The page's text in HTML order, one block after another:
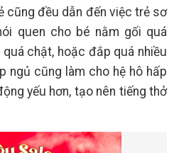
cũng đều dẫn đến việc trẻ sơ
quen cho bé nằm gối quá
quá chật, hoặc đắp quá nhiều
ngủ cũng làm cho hệ hô hấp
yếu hơn, tạo nên tiếng thở